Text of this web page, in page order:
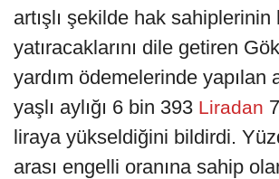
artışlı şekilde hak sahiplerinin
yatıracaklarını dile getiren
yardım ödemelerinde yapılan
yaşlı aylığı 6 bin 393 Liradan
liraya yükseldiğini bildirdi.
arası engelli oranına sahip